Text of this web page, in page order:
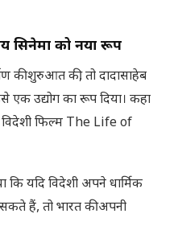
सिनेमा को नया रूप
की शुरुआत की, तो दादासाहेब
उद्योग का रूप दिया। कहा
फिल्म The Life of
यदि विदेशी अपने धार्मिक
हैं, तो भारत की अपनी